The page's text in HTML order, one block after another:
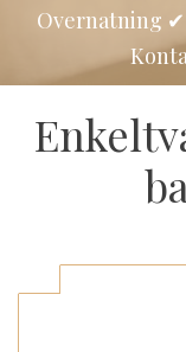
Overnatning